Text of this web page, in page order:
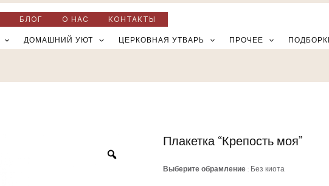
БЛОГ О НАС КОНТАКТЫ
ДОМАШНИЙ УЮТ ЦЕРКОВНАЯ УТВАРЬ ПРОЧЕЕ
Плакетка “Крепость моя”
Выберите обрамление Без киота
Количество
Плакетка